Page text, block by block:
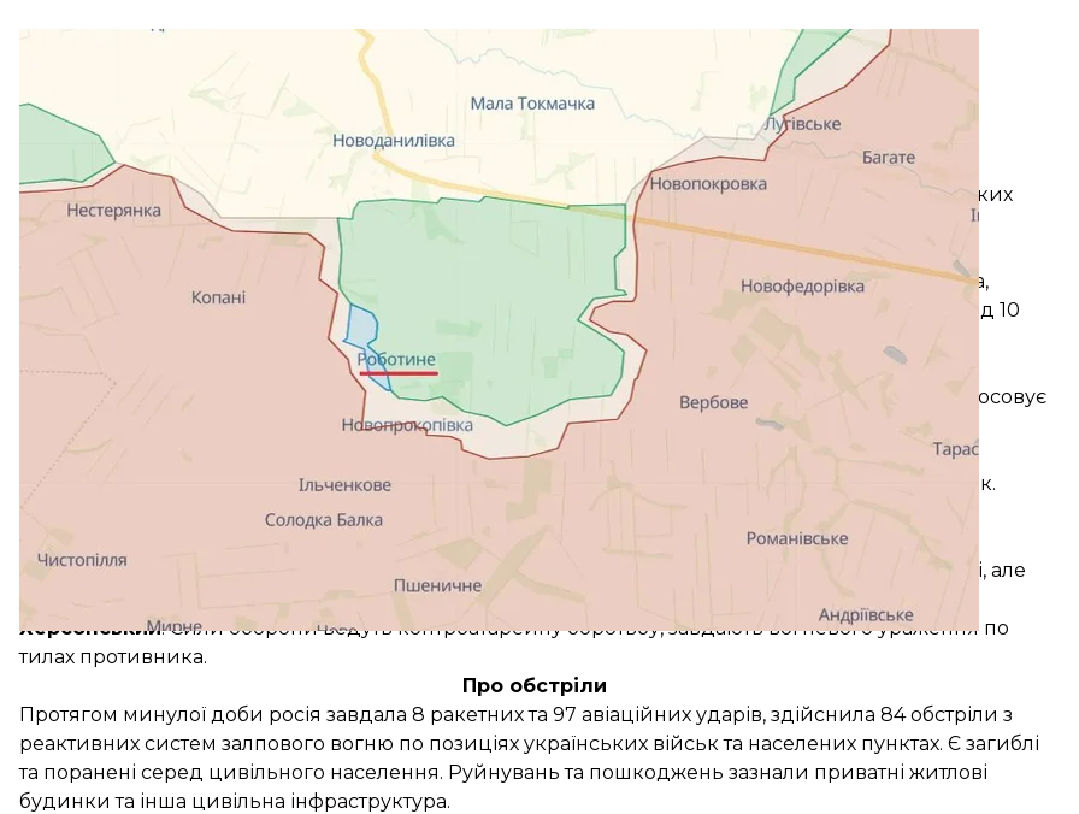
Карта DeepState станом на вечір 31 жовтня 2023 року
Генштаб також розповів про ситуацію за іншими напрямками:
Волинський
: оперативна обстановка залишається без суттєвих змін.
Сіверський
: противник зберігає військову присутність у прикордонних
районах, проводить активну диверсійну діяльність, щоб не допустити перекидання українських
військ на загрозливі напрямки, нарощує щільність мінно-вибухових загороджень вздовж
державного кордону в Бєлгородській області.
: росіяни вели безрезультатні штурмові дії в районах населених пунктів Синьківка,
Іванівка Харківської області та Надія Луганської області, де українські захисники відбили понад 10
Лиманський
: ворог наступальних (штурмових) дій не вів.
Авдіївський
: противник не полишає спроб оточити Авдіївку. Для підтримки своїх військ застосовує
авіацію. Українські війська стійко тримають оборону та завдають ворогу значних втрат.
Безрезультатними були наступальні дії росіян у районах населених пунктів Авдіївка, Керамік,
Сєверне, Первомайське, Степове Донецької області, де Сили оборони відбили близько 20 атак.
Мар’їнський
: окупанти безуспішно вели штурмові дії в районах Мар’їнки та Новомихайлівки
Шахтарський
: противник вів штурмові дії біля Пречистівки та Золотої Ниви Донецької області, але
Херсонський: Сили оборони ведуть контрбатарейну боротьбу, завдають вогневого ураження по
тилах противника.
Про обстріли
Протягом минулої доби росія завдала 8 ракетних та 97 авіаційних ударів, здійснила 84 обстріли з
реактивних систем залпового вогню по позиціях українських військ та населених пунктах. Є загиблі
та поранені серед цивільного населення. Руйнувань та пошкоджень зазнали приватні житлові
будинки та інша цивільна інфраструктура.